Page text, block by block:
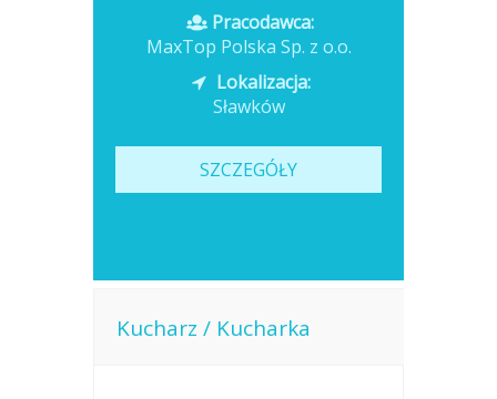
wiedzy i kontaktów
umożliwiających realizację wyzwań
Opublikowano: dzisiaj
Pracodawca:
MaxTop Polska Sp. z o.o.
Lokalizacja:
Sławków
SZCZEGÓŁY
Kucharz / Kucharka